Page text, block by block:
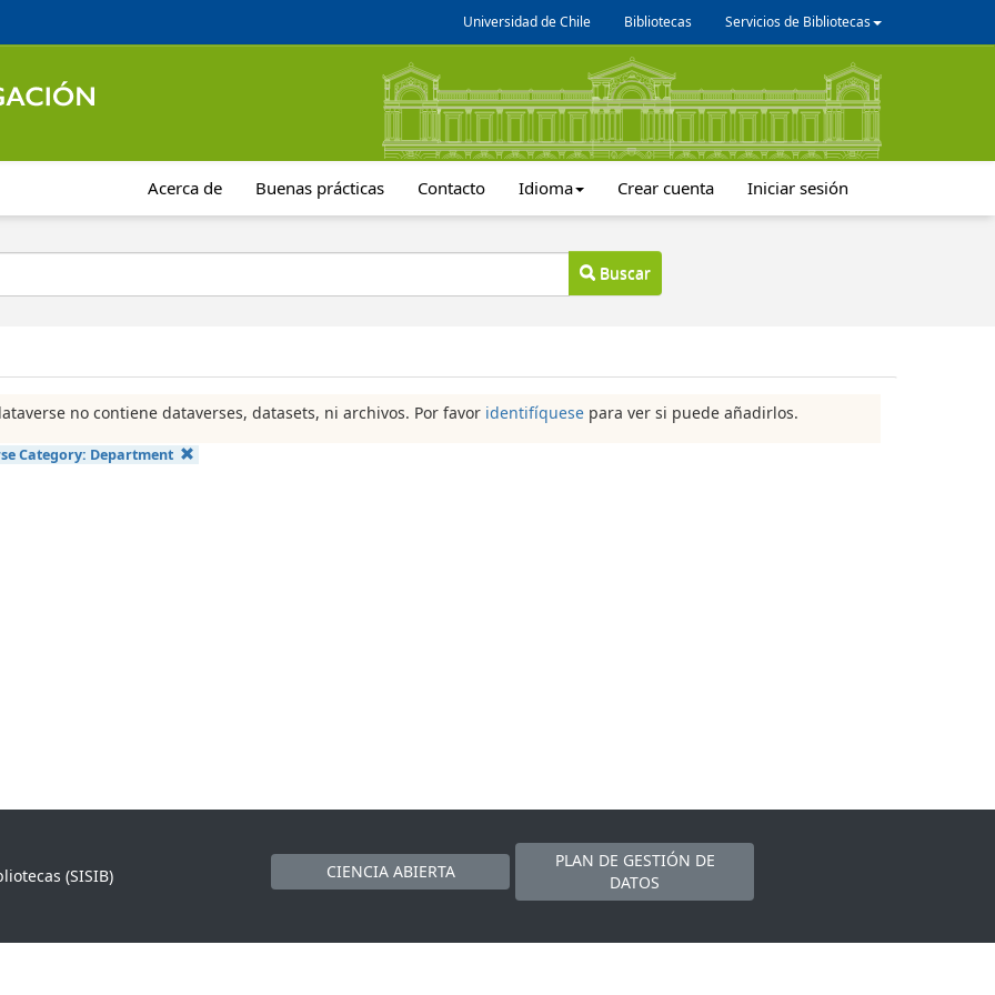
Universidad de Chile Bibliotecas Servicios de Bibliotecas
Acerca de Buenas prácticas Contacto Idioma Crear cuenta Iniciar sesión
Buscar
no contiene dataverses, datasets, ni archivos. Por favor identifíquese para ver si puede añadirlos.
Category: Department
(SISIB)
CIENCIA ABIERTA
PLAN DE GESTIÓN DE
DATOS